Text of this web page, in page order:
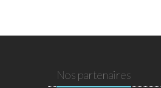
Nos partenaires